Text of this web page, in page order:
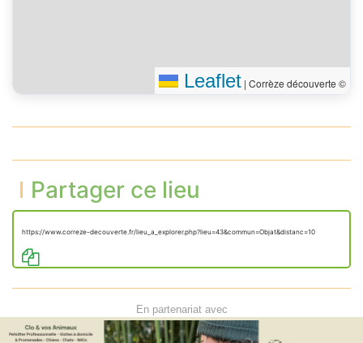
Leaflet | Corrèze découverte ©
Partager ce lieu
https://www.correze-decouverte.fr/lieu_a_explorer.php?lieu=43&commun=Objat&distanc=10
En partenariat avec